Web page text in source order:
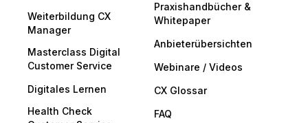
Weiterbildung CX
Manager
Masterclass Digital
Customer Service
Digitales Lernen
Health Check
Praxishandbücher &
Whitepaper
Anbieterübersichten
Webinare / Videos
CX Glossar
FAQ